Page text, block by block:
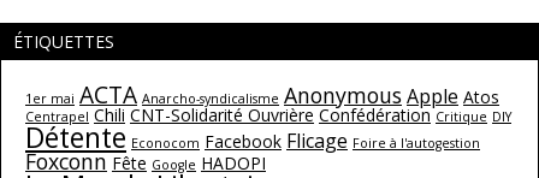
ÉTIQUETTES
1er mai ACTA Anarcho-syndicalisme AnonymousApple Atos
Centrapel Chili CNT-Solidarité Ouvrière Confédération Critique DIY
Détente Econocom Facebook Flicage Foire à l'autogestion
Foxconn Fête Google HADOPI